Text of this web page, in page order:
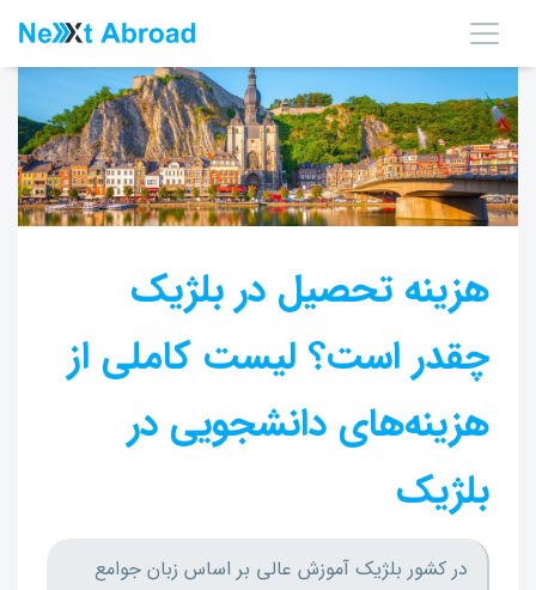
هزینه تحصیل در بلژیک
چقدر است؟ لیست کاملی از
هزینه‌های دانشجویی در
بلژیک
در کشور بلژیک آموزش عالی بر اساس زبان جوامع